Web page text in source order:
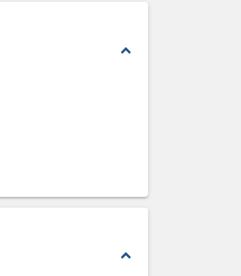
expand_less
expand_less